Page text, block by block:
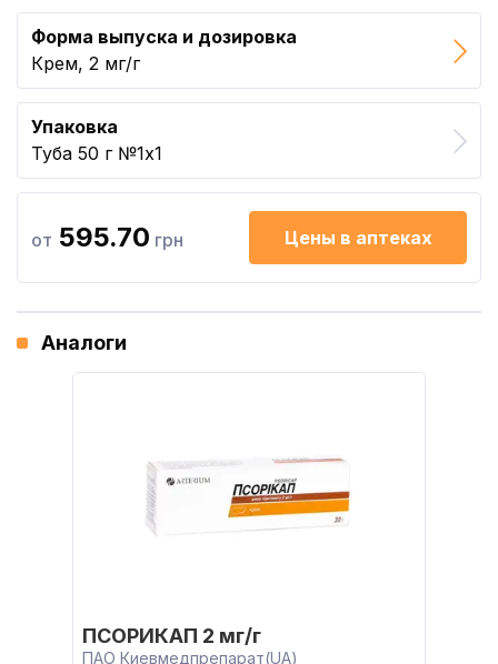
Форма выпуска и дозировка
Крем, 2 мг/г
Упаковка
Туба 50 г №1x1
от 595.70 грн Цены в аптеках
Аналоги
ПСОРИКАП 2 мг/г
ПАО Киевмедпрепарат(UA)